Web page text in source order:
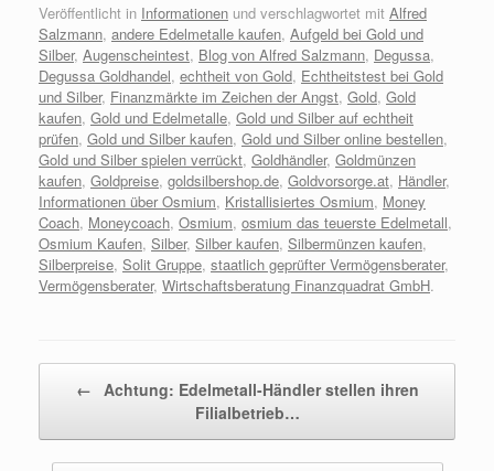
Veröffentlicht in Informationen und verschlagwortet mit Alfred
Salzmann, andere Edelmetalle kaufen, Aufgeld bei Gold und
Silber, Augenscheintest, Blog von Alfred Salzmann, Degussa,
Degussa Goldhandel, echtheit von Gold, Echtheitstest bei Gold
und Silber, Finanzmärkte im Zeichen der Angst, Gold, Gold
kaufen, Gold und Edelmetalle, Gold und Silber auf echtheit
prüfen, Gold und Silber kaufen, Gold und Silber online bestellen,
Gold und Silber spielen verrückt, Goldhändler, Goldmünzen
kaufen, Goldpreise, goldsilbershop.de, Goldvorsorge.at, Händler,
Informationen über Osmium, Kristallisiertes Osmium, Money
Coach, Moneycoach, Osmium, osmium das teuerste Edelmetall,
Osmium Kaufen, Silber, Silber kaufen, Silbermünzen kaufen,
Silberpreise, Solit Gruppe, staatlich geprüfter Vermögensberater,
Vermögensberater, Wirtschaftsberatung Finanzquadrat GmbH.
← Achtung: Edelmetall-Händler stellen ihren
Filialbetrieb…